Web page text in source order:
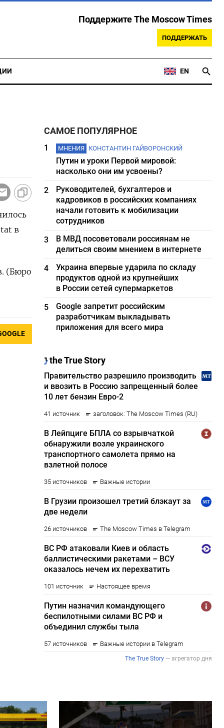
Поддержите The Moscow Times
ПОДДЕРЖАТЬ
EN
в
(Бюро
САМОЕ ПОПУЛЯРНОЕ
1 МНЕНИЯ КОНСТАНТИН ГАЙВОРОНСКИЙ
Путин и уроки Первой мировой:
насколько они им усвоены?
2
Руководителей, бухгалтеров и
кадровиков в российских компаниях
начали готовить к мобилизации
сотрудников
3
В МВД посоветовали россиянам не
делиться своим мнением в интернете
4
Украина впервые ударила по складу
продуктов одной из крупнейших
в России сетей супермаркетов
5
Google запретит российским
разработчикам выкладывать
приложения для всего мира